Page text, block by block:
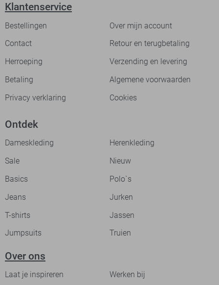
Klantenservice
Bestellingen
Over mijn account
Contact
Retour en terugbetaling
Herroeping
Verzending en levering
Betaling
Algemene voorwaarden
Privacy verklaring
Cookies
Ontdek
Dameskleding
Herenkleding
Sale
Nieuw
Basics
Polo`s
Jeans
Jurken
T-shirts
Jassen
Jumpsuits
Truien
Over ons
Laat je inspireren Werken bij